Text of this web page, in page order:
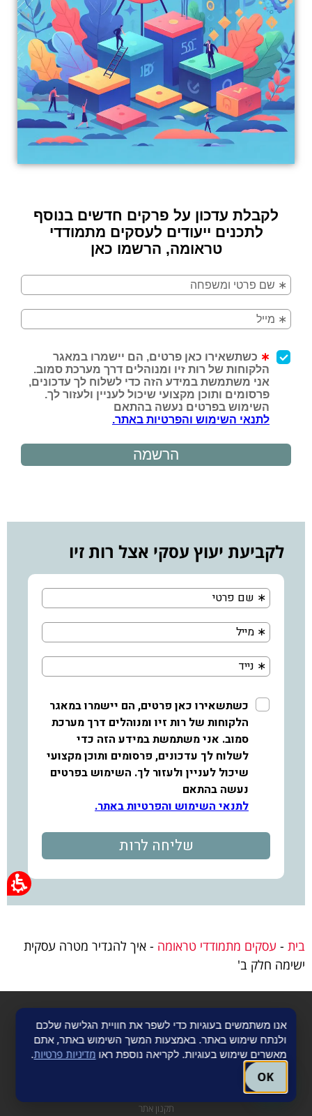
לקביעת יעוץ עסקי אצל רות זיו
בית - עסקים מתמודדי טראומה - איך להגדיר מטרה עסקית
ישימה חלק ב'
ייעוץ עסקי
ואין להעתיק, לשכפל, לצלם או להשתמש
ללא אישור מראש ובכתב. השימוש במידע הינו באחריות הגולשים בלבד.
יש להתייחס לכתובים בערבון מוגבל, המידע העדכני ביותר והמחייב, לזמן ההצגה,
הינו המידע כפי שמופיע באתרי הספקים השונים.
תקנון אתר
אנו משתמשים בעוגיות כדי לשפר את חוויית הגלישה שלכם
ולנתח שימוש באתר. באמצעות המשך השימוש באתר, אתם
מאשרים שימוש בעוגיות. לקריאה נוספת ראו מדיניות פרטיות.
OK